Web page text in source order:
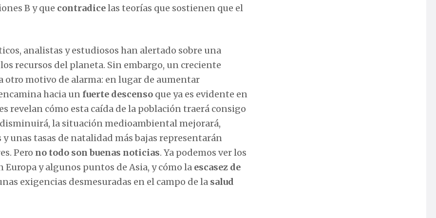
B y que contradicelas teorías que sostienen que el
analistas y estudiosos han alertado sobre una
recursos del planeta. Sin embargo, un creciente
motivo de alarma: en lugar de aumentar
hacia un fuerte descenso que ya es evidente en
revelan cómo esta caída de la población traerá consigo
la situación medioambiental mejorará,
unas tasas de natalidad más bajas representarán
Pero no todo son buenas noticias. Ya podemos ver los
Europa y algunos puntos de Asia, y cómo la escasez de
exigencias desmesuradas en el campo de la salud